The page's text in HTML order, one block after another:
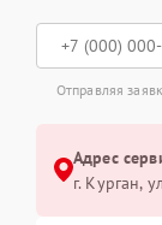
Отправляя
Адрес
г. Курган,